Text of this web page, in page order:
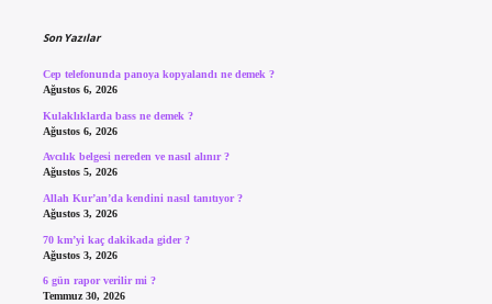
Son Yazılar
Cep telefonunda panoya kopyalandı ne demek ?
Ağustos 6, 2026
Kulaklıklarda bass ne demek ?
Ağustos 6, 2026
Avcılık belgesi nereden ve nasıl alınır ?
Ağustos 5, 2026
Allah Kur’an’da kendini nasıl tanıtıyor ?
Ağustos 3, 2026
70 km’yi kaç dakikada gider ?
Ağustos 3, 2026
6 gün rapor verilir mi ?
Temmuz 30, 2026